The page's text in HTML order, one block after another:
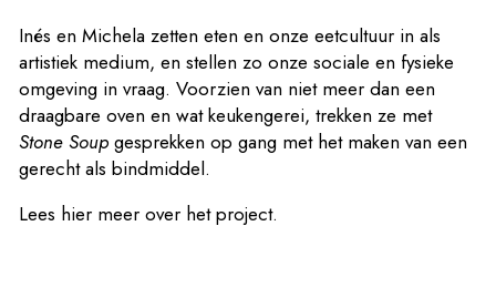
Inés en Michela zetten eten en onze eetcultuur in als
artistiek medium, en stellen zo onze sociale en fysieke
omgeving in vraag. Voorzien van niet meer dan een
draagbare oven en wat keukengerei, trekken ze met
Stone Soup gesprekken op gang met het maken van een
gerecht als bindmiddel.
Lees hier meer over het project.